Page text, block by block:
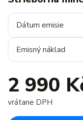
Dátum emisie
Emisný náklad
2 990
vrátane DPH